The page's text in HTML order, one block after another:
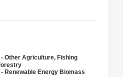
- Other Agriculture, Fishing
- Renewable Energy Biomass